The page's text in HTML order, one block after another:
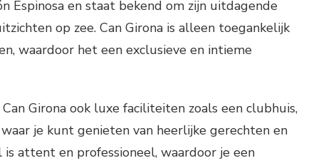
Espinosa en staat bekend om zijn uitdagende
op zee. Can Girona is alleen toegankelijk
waardoor het een exclusieve en intieme
Girona ook luxe faciliteiten zoals een clubhuis,
je kunt genieten van heerlijke gerechten en
is attent en professioneel, waardoor je een